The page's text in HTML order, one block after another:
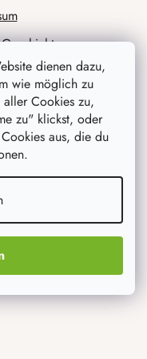
dienen dazu,
wie möglich zu
Cookies zu,
zu" klickst, oder
aus, die du
für Unternehmen